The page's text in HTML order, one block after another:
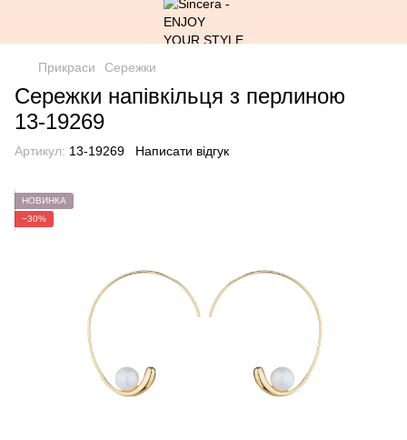
Прикраси Сережки
Cережки напівкільця з перлиною
13-19269
Артикул: 13-19269 Написати відгук
НОВИНКА
−30%